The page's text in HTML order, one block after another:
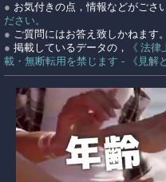
● お気付きの点，情報などがごさ
ださい。
● ご質問にはお答え致しかねます
● 掲載しているデータの， 《 法
載・無断転用を禁じます - 《見解